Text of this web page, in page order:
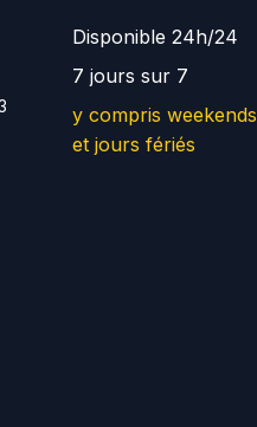
Disponible 24h/24
7 jours sur 7
y compris weekends
et jours fériés